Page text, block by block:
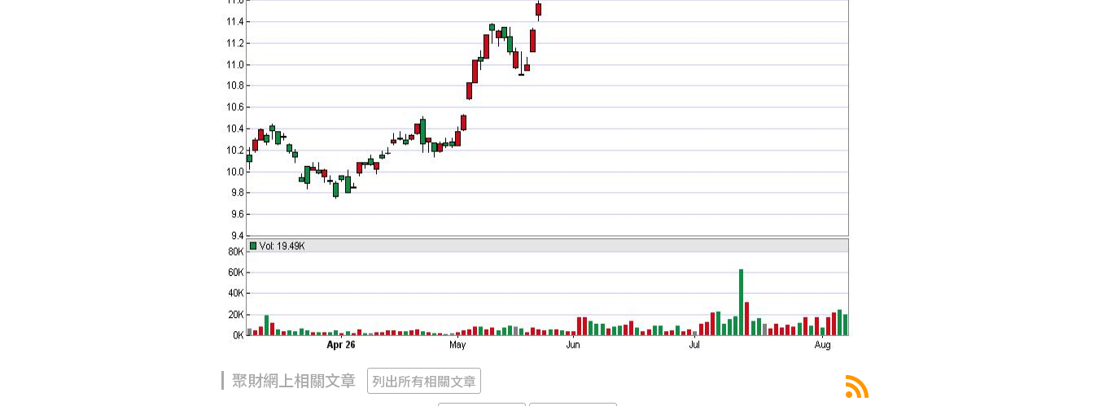
聚財網上相關文章 列出所有相關文章